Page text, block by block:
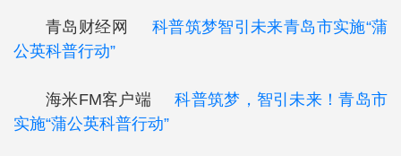
青岛财经网 科普筑梦智引未来青岛市实施“蒲
公英科普行动”
海米FM客户端科普筑梦，智引未来！青岛市
实施“蒲公英科普行动”